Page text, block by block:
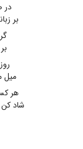
در
بر
میل
هر
شاد